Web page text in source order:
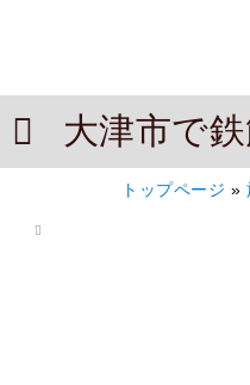
大津市で
トップページ »